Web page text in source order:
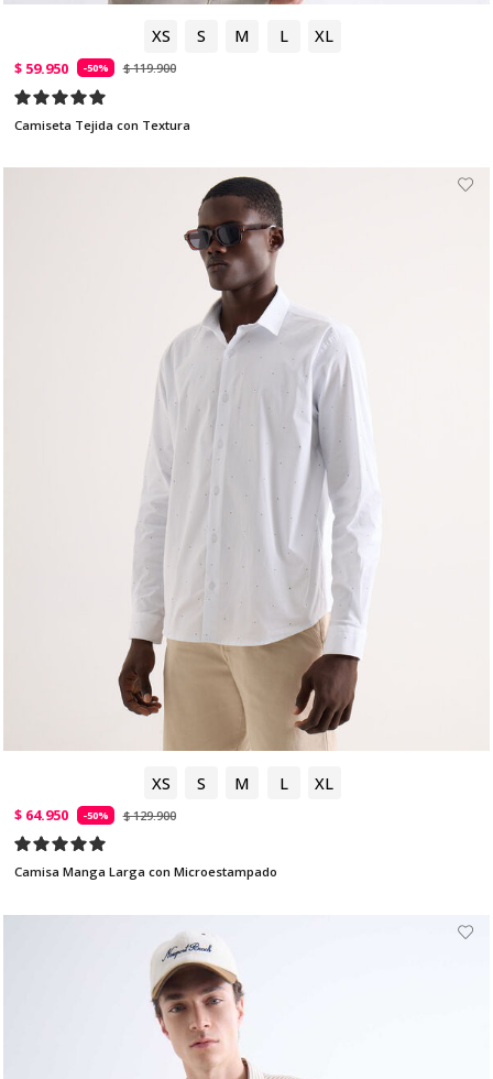
XS S M L XL
$ 59.950 -50% $ 119.900
Camiseta Tejida con Textura
XS S M L XL
$ 64.950 -50% $ 129.900
Camisa Manga Larga con Microestampado